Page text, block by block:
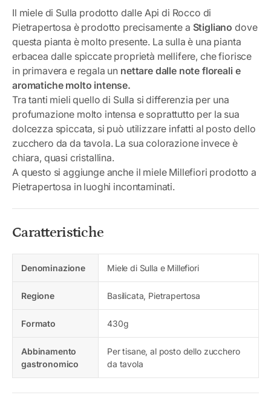
Il miele di Sulla prodotto dalle Api di Rocco di
Pietrapertosa è prodotto precisamente a Stigliano dove
questa pianta è molto presente. La sulla è una pianta
erbacea dalle spiccate proprietà mellifere, che fiorisce
in primavera e regala un nettare dalle note floreali e
aromatiche molto intense.
Tra tanti mieli quello di Sulla si differenzia per una
profumazione molto intensa e soprattutto per la sua
dolcezza spiccata, si può utilizzare infatti al posto dello
zucchero da da tavola. La sua colorazione invece è
chiara, quasi cristallina.
A questo si aggiunge anche il miele Millefiori prodotto a
Pietrapertosa in luoghi incontaminati.
Caratteristiche
Denominazione Miele di Sulla e Millefiori
Regione Basilicata, Pietrapertosa
Formato 430g
Abbinamento
gastronomico
Per tisane, al posto dello zucchero
da tavola